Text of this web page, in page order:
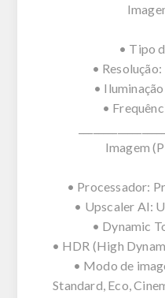
• Tipo
•
•
•
Imagem
• Processador:
• Upscaler AI:
• Dynamic
• HDR (High
• Modo de
Standard, Eco,